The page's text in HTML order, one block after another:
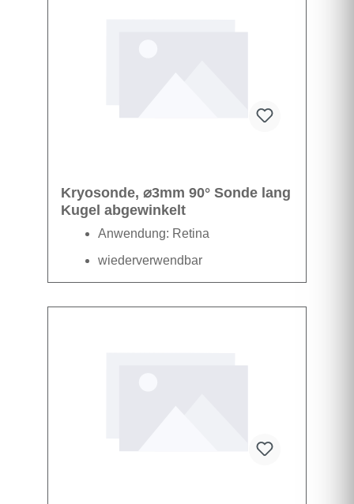
Kryosonde, ⌀3mm 90° Sonde lang
Kugel abgewinkelt
Anwendung: Retina
wiederverwendbar
Datenblatt